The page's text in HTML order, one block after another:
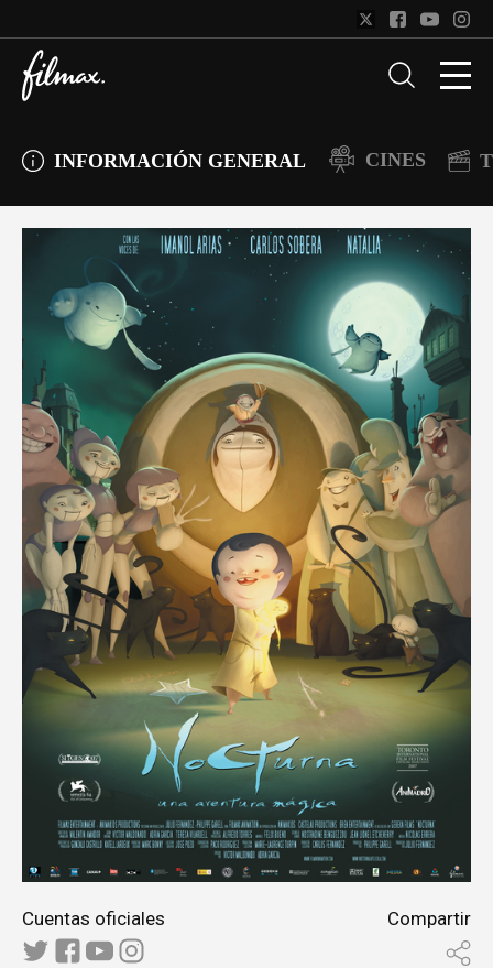
INFORMACIÓN GENERAL CINES
Cuentas oficiales Compartir